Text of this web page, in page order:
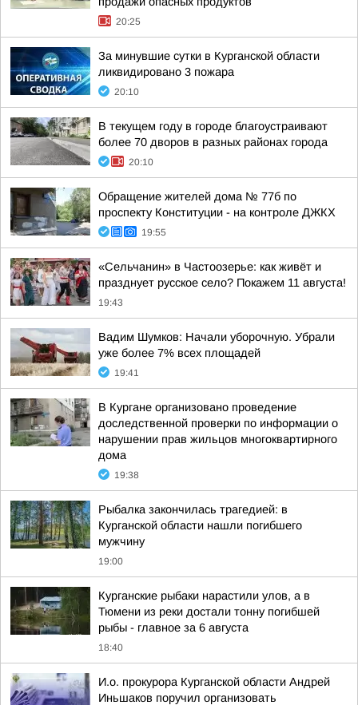
20:25
За минувшие сутки в Курганской области
ликвидировано 3 пожара
20:10
В текущем году в городе благоустраивают
более 70 дворов в разных районах города
20:10
Обращение жителей дома № 77б по
проспекту Конституции - на контроле ДЖКХ
19:55
«Сельчанин» в Частоозерье: как живёт и
празднует русское село? Покажем 11 августа!
19:43
Вадим Шумков: Начали уборочную. Убрали
уже более 7% всех площадей
19:41
В Кургане организовано проведение
доследственной проверки по информации о
нарушении прав жильцов многоквартирного
дома
19:38
Рыбалка закончилась трагедией: в
Курганской области нашли погибшего
мужчину
19:00
Курганские рыбаки нарастили улов, а в
Тюмени из реки достали тонну погибшей
рыбы - главное за 6 августа
18:40
И.о. прокурора Курганской области Андрей
Иньшаков поручил организовать